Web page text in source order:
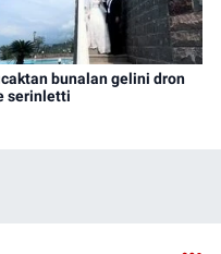
bunalan gelini dron
serinletti